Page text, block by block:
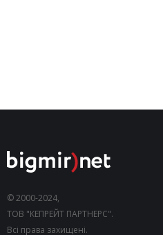
© 2000-2024,
ТОВ "КЕПРЕЙТ ПАРТНЕРС".
Всі права захищені.